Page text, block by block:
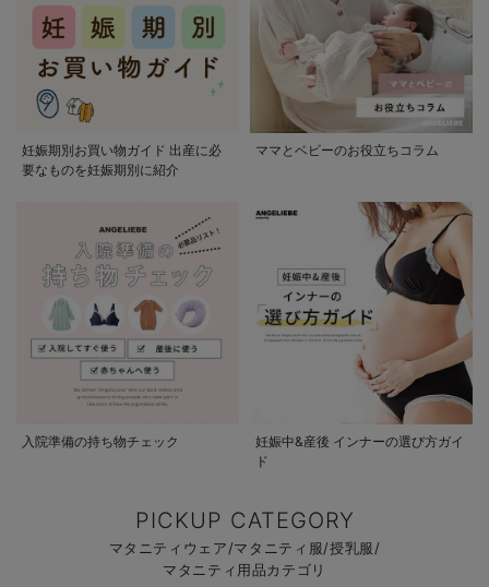
妊娠期別お買い物ガイド 出産に必
要なものを妊娠期別に紹介
ママとベビーのお役立ちコラム
入院準備の持ち物チェック
妊娠中&産後 インナーの選び方ガイ
ド
PICKUP CATEGORY
マタニティウェア/マタニティ服/授乳服/
マタニティ用品カテゴリ